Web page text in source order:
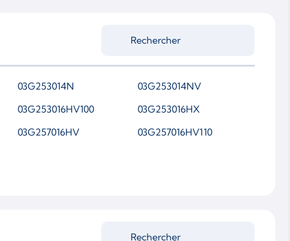
03G253014N
03G253014NV
03G253016HV100
03G253016HX
03G257016HV
03G257016HV110